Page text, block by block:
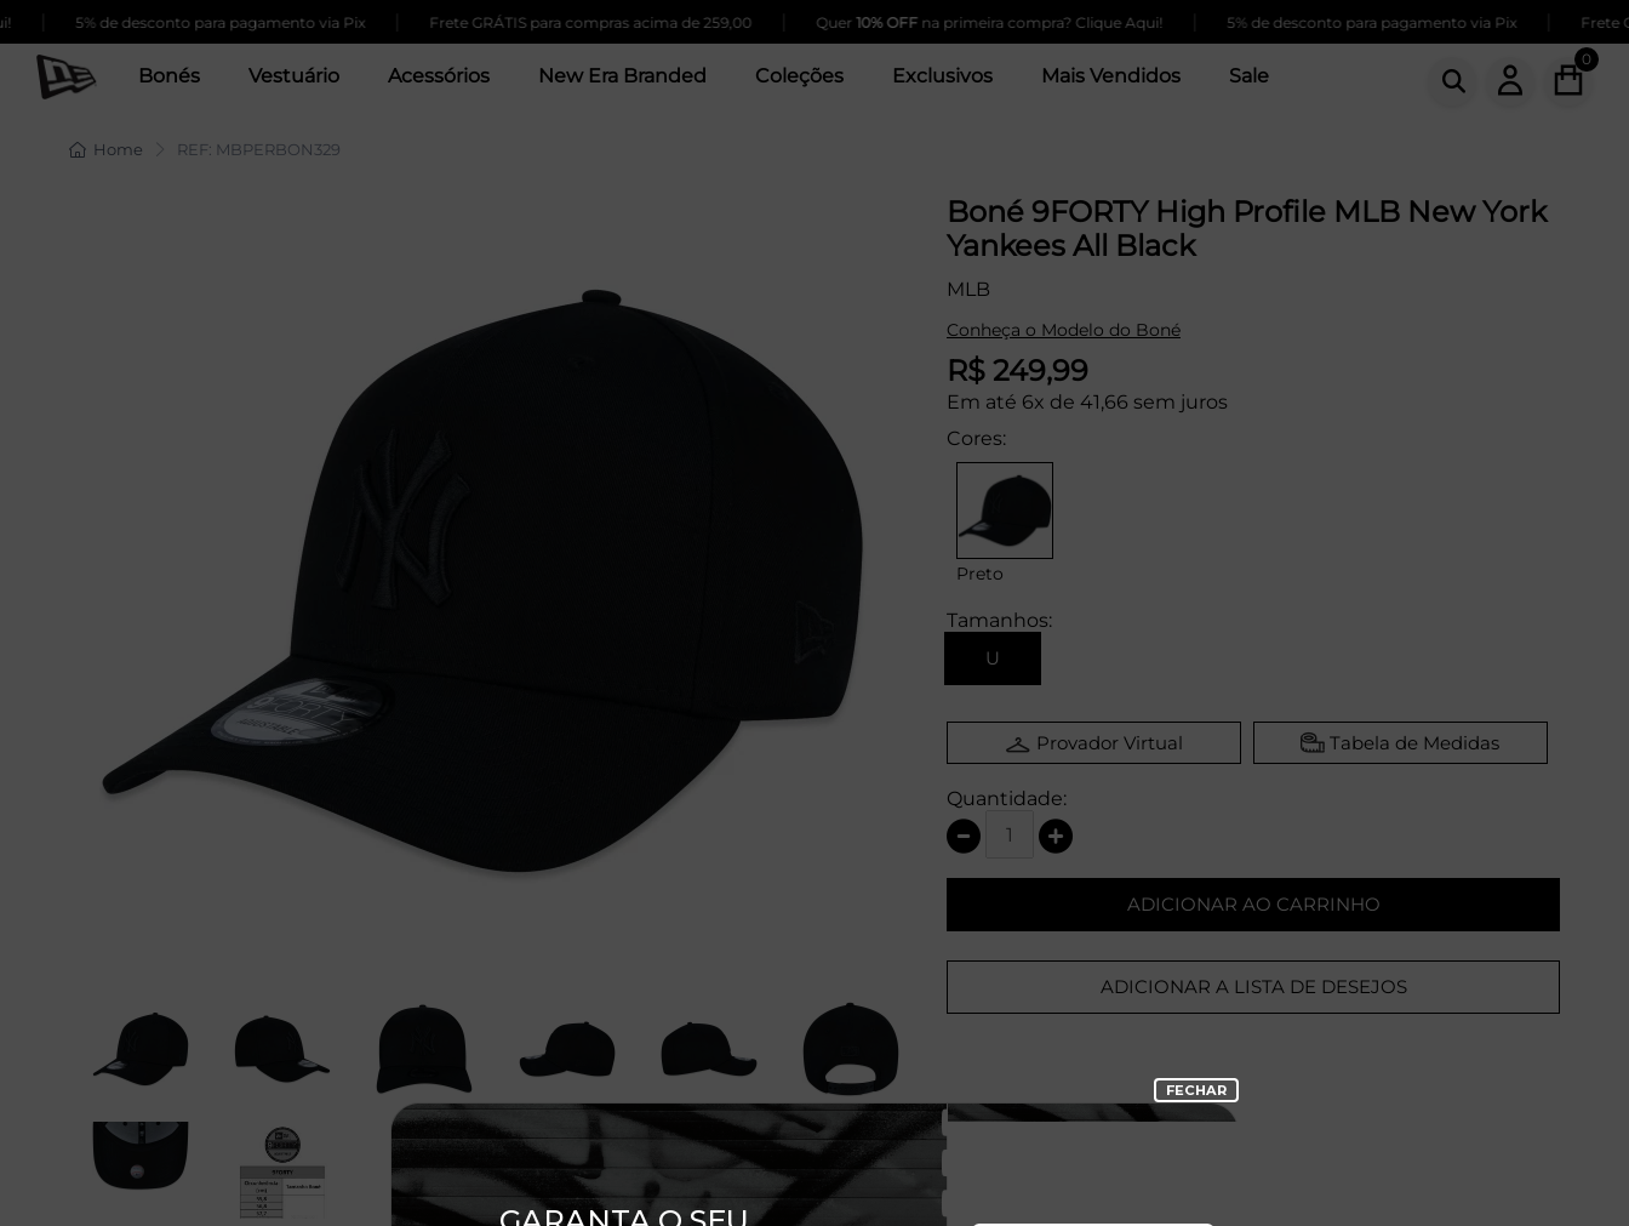
5% de desconto para pagamento via Pix | Frete GRÁTIS para compras acima de 259,00 | 10% OFFna primeira compra? Clique Aqui! | 5% de desconto para pagamento via Pix | Frete
Bonés Vestuário Acessórios New Era Branded Coleções Exclusivos Mais Vendidos Sale
0
Home REF: MBPERBON329
Boné 9FORTY High Profile MLB New York
Yankees All Black
MLB
Conheça o Modelo do Boné
R$ 249,99
Em até 6x de 41,66 sem juros
Cores:
Preto
Tamanhos:
U
Provador Virtual Tabela de Medidas
Quantidade:
ADICIONAR AO CARRINHO
ADICIONAR A LISTA DE DESEJOS